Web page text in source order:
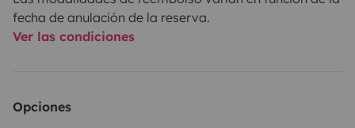
fecha de anulación de la reserva.
Ver las condiciones
Opciones